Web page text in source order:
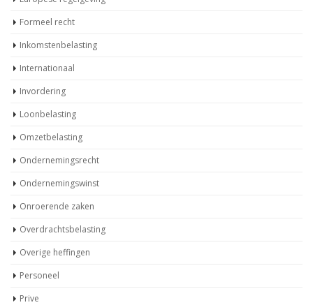
Formeel recht
Inkomstenbelasting
Internationaal
Invordering
Loonbelasting
Omzetbelasting
Ondernemingsrecht
Ondernemingswinst
Onroerende zaken
Overdrachtsbelasting
Overige heffingen
Personeel
Prive